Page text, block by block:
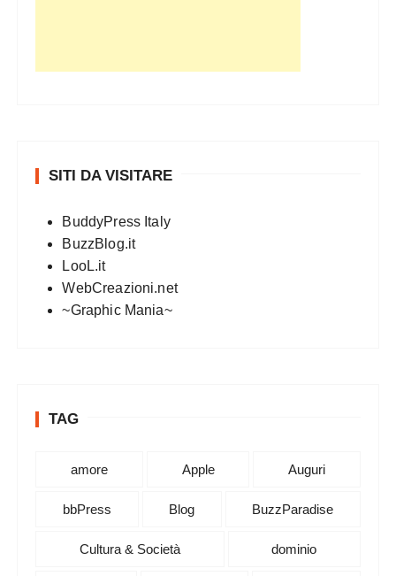
SITI DA VISITARE
BuddyPress Italy
BuzzBlog.it
LooL.it
WebCreazioni.net
~Graphic Mania~
TAG
amore Apple Auguri
bbPress Blog BuzzParadise
Cultura & Società dominio